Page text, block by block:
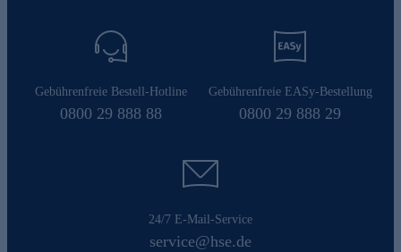
Gebührenfreie Bestell-Hotline
0800 29 888 88
Gebührenfreie EASy-Bestellung
0800 29 888 29
24/7 E-Mail-Service
service@hse.de